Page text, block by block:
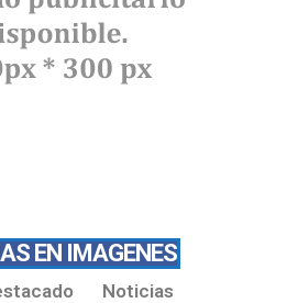
EN IMAGENES
Noticias